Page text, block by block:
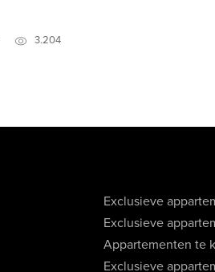
3.204
Exclusieve
Exclusieve
Appartementen te
Exclusieve